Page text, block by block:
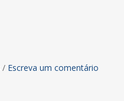
/ Escreva um comentário